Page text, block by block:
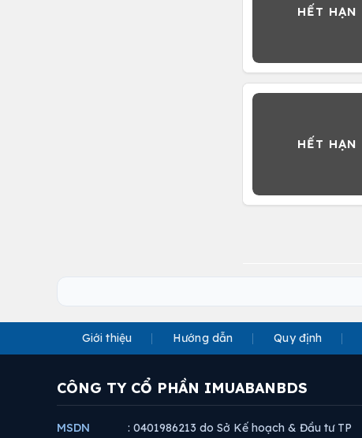
Giới thiệu Hướng dẫn Quy định
CÔNG TY CỔ PHẦN IMUABANBDS
MSDN
: 0401986213 do Sở Kế hoạch & Đầu tư TP